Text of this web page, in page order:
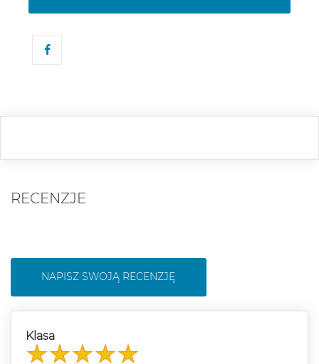
RECENZJE
NAPISZ SWOJĄ RECENZJĘ
Klasa